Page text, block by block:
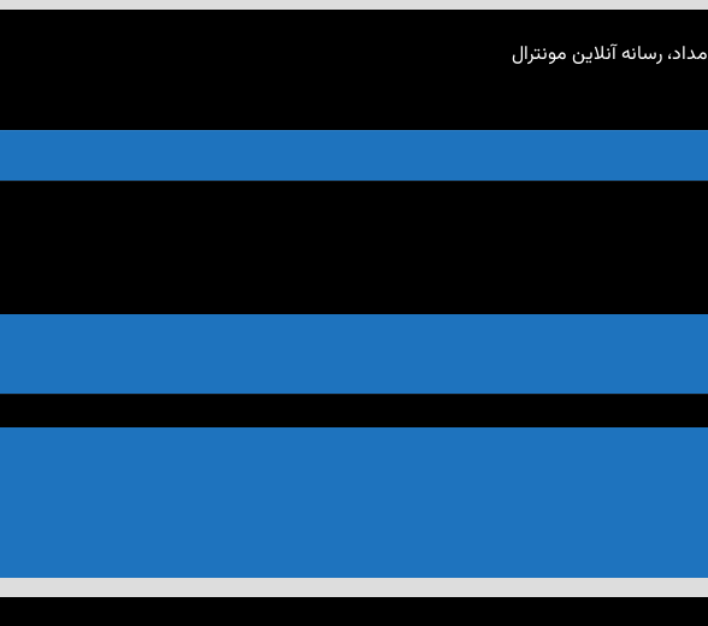
مداد، رسانه آنلاین مونترال